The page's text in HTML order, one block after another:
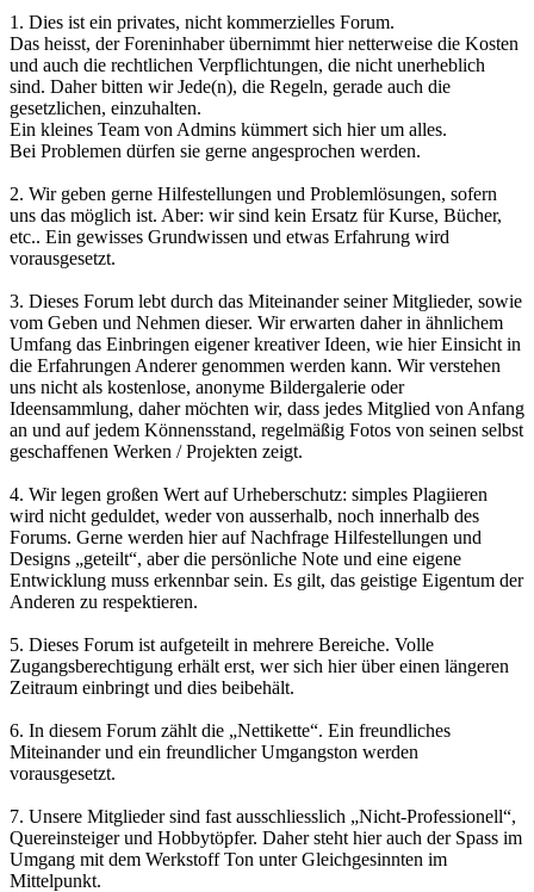
1. Dies ist ein privates, nicht kommerzielles Forum.
Das heisst, der Foreninhaber übernimmt hier netterweise die Kosten
und auch die rechtlichen Verpflichtungen, die nicht unerheblich
sind. Daher bitten wir Jede(n), die Regeln, gerade auch die
gesetzlichen, einzuhalten.
Ein kleines Team von Admins kümmert sich hier um alles.
Bei Problemen dürfen sie gerne angesprochen werden.
2. Wir geben gerne Hilfestellungen und Problemlösungen, sofern
uns das möglich ist. Aber: wir sind kein Ersatz für Kurse, Bücher,
etc.. Ein gewisses Grundwissen und etwas Erfahrung wird
vorausgesetzt.
3. Dieses Forum lebt durch das Miteinander seiner Mitglieder, sowie
vom Geben und Nehmen dieser. Wir erwarten daher in ähnlichem
Umfang das Einbringen eigener kreativer Ideen, wie hier Einsicht in
die Erfahrungen Anderer genommen werden kann. Wir verstehen
uns nicht als kostenlose, anonyme Bildergalerie oder
Ideensammlung, daher möchten wir, dass jedes Mitglied von Anfang
an und auf jedem Könnensstand, regelmäßig Fotos von seinen selbst
geschaffenen Werken / Projekten zeigt.
4. Wir legen großen Wert auf Urheberschutz: simples Plagiieren
wird nicht geduldet, weder von ausserhalb, noch innerhalb des
Forums. Gerne werden hier auf Nachfrage Hilfestellungen und
Designs „geteilt“, aber die persönliche Note und eine eigene
Entwicklung muss erkennbar sein. Es gilt, das geistige Eigentum der
Anderen zu respektieren.
5. Dieses Forum ist aufgeteilt in mehrere Bereiche. Volle
Zugangsberechtigung erhält erst, wer sich hier über einen längeren
Zeitraum einbringt und dies beibehält.
6. In diesem Forum zählt die „Nettikette“. Ein freundliches
Miteinander und ein freundlicher Umgangston werden
vorausgesetzt.
7. Unsere Mitglieder sind fast ausschliesslich „Nicht-Professionell“,
Quereinsteiger und Hobbytöpfer. Daher steht hier auch der Spass im
Umgang mit dem Werkstoff Ton unter Gleichgesinnten im
Mittelpunkt.